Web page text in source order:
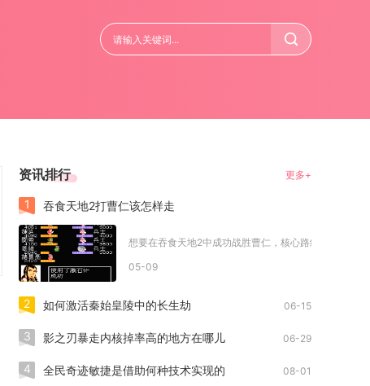
资讯排行 更多+
1 吞食天地2打曹仁该怎样走
想要在吞食天地2中成功战胜曹仁，核心路线是：玩家
05-09
2 如何激活秦始皇陵中的长生劫 06-15
3 影之刃暴走内核掉率高的地方在哪儿 06-29
4 全民奇迹敏捷是借助何种技术实现的 08-01